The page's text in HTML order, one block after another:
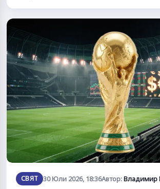
СВЯТ 30 Юли 2026, 18:36Автор:Владимир